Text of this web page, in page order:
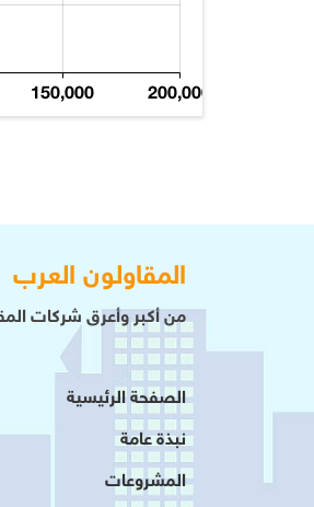
150,000 200,000
المقاولون العرب
من أكبر وأعرق شركات
الصفحة الرئيسية
نبذة عامة
المشروعات